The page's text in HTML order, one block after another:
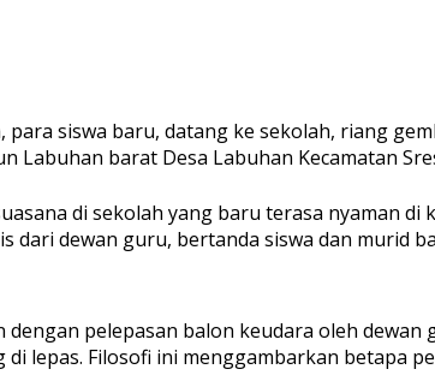
para siswa baru, datang ke sekolah, riang
Labuhan barat Desa Labuhan Kecamatan
di sekolah yang baru terasa nyaman
dari dewan guru, bertanda siswa dan murid
pelepasan balon keudara oleh
lepas. Filosofi ini menggambarkan betapa